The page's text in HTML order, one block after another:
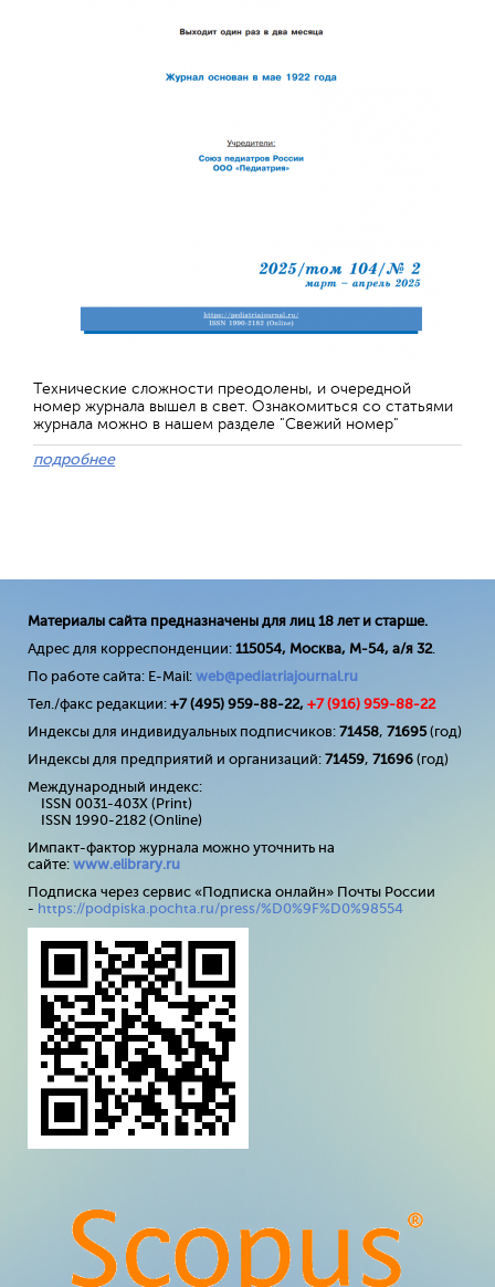
Технические сложности преодолены, и очередной
номер журнала вышел в свет. Ознакомиться со статьями
журнала можно в нашем разделе "Свежий номер"
подробнее
Материалы сайта предназначены для лиц 18 лет и старше.
Адрес для корреспонденции: 115054, Москва, М-54, а/я 32.
По работе сайта: E-Mail: web@pediatriajournal.ru
Тел./факс редакции: +7 (495) 959-88-22, +7 (916) 959-88-22
Индексы для индивидуальных подписчиков: 71458, 71695(год)
Индексы для предприятий и организаций: 71459, 71696 (год)
Международный индекс:
ISSN 0031-403X (Print)
ISSN 1990-2182 (Online)
Импакт-фактор журнала можно уточнить на
сайте: www.elibrary.ru
Подписка через сервис «Подписка онлайн» Почты России
- https://podpiska.pochta.ru/press/%D0%9F%D0%98554